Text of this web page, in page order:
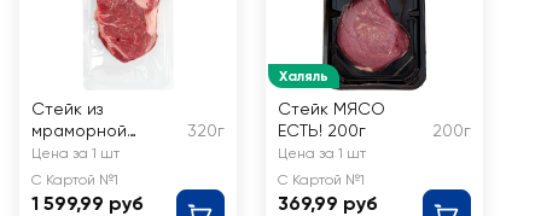
Стейк из
мраморной
говядины
МИРАТОРГ Рибай
Black Angus
320г
Цена за 1 шт
С Картой №1
1 599,99 руб
Халяль
Стейк МЯСО
ЕСТЬ! 200г
200г
Цена за 1 шт
С Картой №1
369,99 руб